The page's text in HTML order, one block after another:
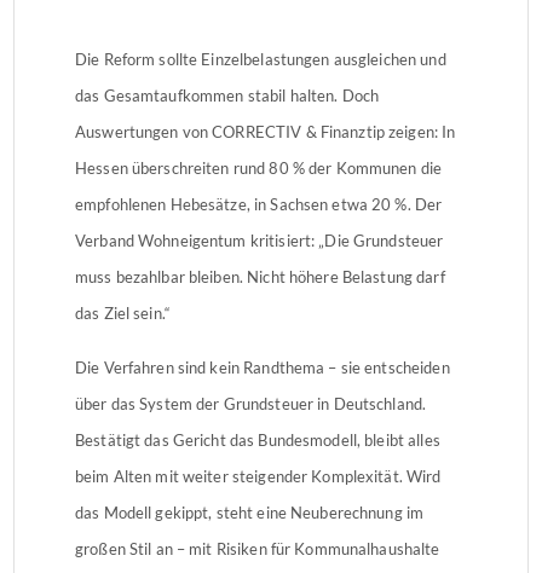
Die Reform sollte Einzelbelastungen ausgleichen und
das Gesamtaufkommen stabil halten. Doch
Auswertungen von CORRECTIV & Finanztip zeigen: In
Hessen überschreiten rund 80 % der Kommunen die
empfohlenen Hebesätze, in Sachsen etwa 20 %. Der
Verband Wohneigentum kritisiert: „Die Grundsteuer
muss bezahlbar bleiben. Nicht höhere Belastung darf
das Ziel sein.“
Die Verfahren sind kein Randthema – sie entscheiden
über das System der Grundsteuer in Deutschland.
Bestätigt das Gericht das Bundesmodell, bleibt alles
beim Alten mit weiter steigender Komplexität. Wird
das Modell gekippt, steht eine Neuberechnung im
großen Stil an – mit Risiken für Kommunalhaushalte